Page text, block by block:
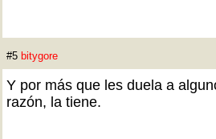
#5 bitygore
Y por más que les duela a
razón, la tiene.